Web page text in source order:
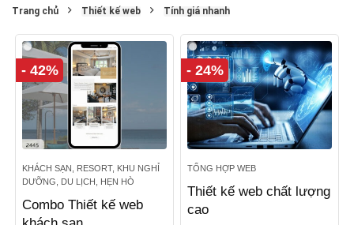
Trang chủ Thiết kế web Tính giá nhanh
- 42%
KHÁCH SẠN, RESORT, KHU NGHỈ
DƯỠNG, DU LỊCH, HẸN HÒ
Combo Thiết kế web
- 24%
TỔNG HỢP WEB
Thiết kế web chất lượng
cao